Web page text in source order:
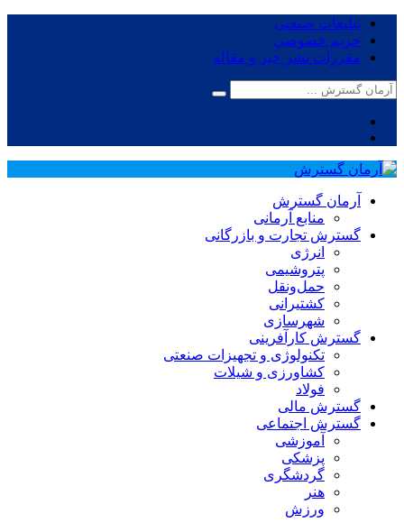
تبلیغات صنعتی
حریم خصوصی
مقررات نشر خبر و مقاله
آرمان گسترش
منابع آرمانی
گسترش تجارت و بازرگانی
انرژی
پتروشیمی
حمل‌و‌نقل
کشتیرانی
شهرسازی
گسترش کارآفرینی
تکنولوژی و تجهیزات صنعتی
کشاورزی و شیلات
فولاد
گسترش مالی
گسترش اجتماعی
آموزشی
پزشکی
گردشگری
هنر
ورزش